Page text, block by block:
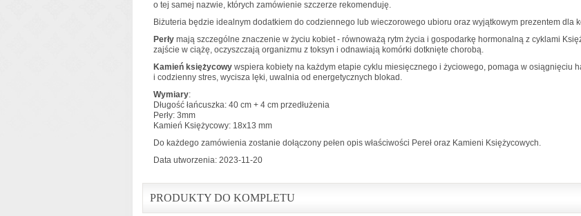
o tej samej nazwie, których zamówienie szczerze rekomenduję.
Biżuteria będzie idealnym dodatkiem do codziennego lub wieczorowego ubioru oraz wyjątkowym prezentem dla
Perłymają szczególne znaczenie w życiu kobiet - równoważą rytm życia i gospodarkę hormonalną z cyklami
zajście w ciążę, oczyszczają organizmu z toksyn i odnawiają komórki dotknięte chorobą.
Kamień księżycowywspiera kobiety na każdym etapie cyklu miesięcznego i życiowego, pomaga w osiągnięciu
i codzienny stres, wycisza lęki, uwalnia od energetycznych blokad.
Wymiary:
Długość łańcuszka: 40 cm + 4 cm przedłużenia
Perły: 3mm
Kamień Księżycowy: 18x13 mm
Do każdego zamówienia zostanie dołączony pełen opis właściwości Pereł oraz Kamieni Księżycowych.
Data utworzenia: 2023-11-20
PRODUKTY DO KOMPLETU